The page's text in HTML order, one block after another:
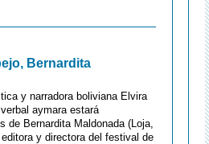
Bernardita
y narradora boliviana Elvira
aymara estará
de Bernardita Maldonada (Loja,
y directora del festival de